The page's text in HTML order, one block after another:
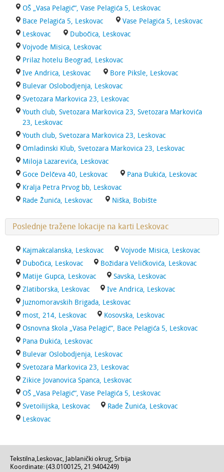
OŠ „Vasa Pelagić“, Vase Pelagića 5, Leskovac
Bace Pelagića 5, Leskovac
Vase Pelagića 5, Leskovac
Leskovac
Dubočica, Leskovac
Vojvode Misica, Leskovac
Prilaz hotelu Beograd, Leskovac
Ive Andrica, Leskovac
Bore Piksle, Leskovac
Bulevar Oslobodjenja, Leskovac
Svetozara Markovica 23, Leskovac
Youth club, Svetozara Markovica 23, Svetozara Markovića
23, Leskovac
Youth club, Svetozara Markovica 23, Leskovac
Omladinski Klub, Svetozara Markovica 23, Leskovac
Miloja Lazarevića, Leskovac
Goce Delčeva 40, Leskovac
Pana Đukića, Leskovac
Kralja Petra Prvog bb, Leskovac
Rade Žunića, Leskovac
Niška, Bobište
Poslednje tražene lokacije na karti Leskovac
Kajmakcalanska, Leskovac
Vojvode Misica, Leskovac
Dubočica, Leskovac
Božidara Veličkovića, Leskovac
Matije Gupca, Leskovac
Savska, Leskovac
Zlatiborska, Leskovac
Ive Andrica, Leskovac
Juznomoravskih Brigada, Leskovac
most, 214, Leskovac
Kosovska, Leskovac
Osnovna škola „Vasa Pelagić“, Bace Pelagića 5, Leskovac
Pana Đukića, Leskovac
Bulevar Oslobodjenja, Leskovac
Svetozara Markovica 23, Leskovac
Zikice Jovanovica Spanca, Leskovac
OŠ „Vasa Pelagić“, Vase Pelagića 5, Leskovac
Svetoilijska, Leskovac
Rade Žunića, Leskovac
Leskovac
Tekstilna,Leskovac, Jablanički okrug, Srbija
Koordinate: (43.0100125, 21.9404249)